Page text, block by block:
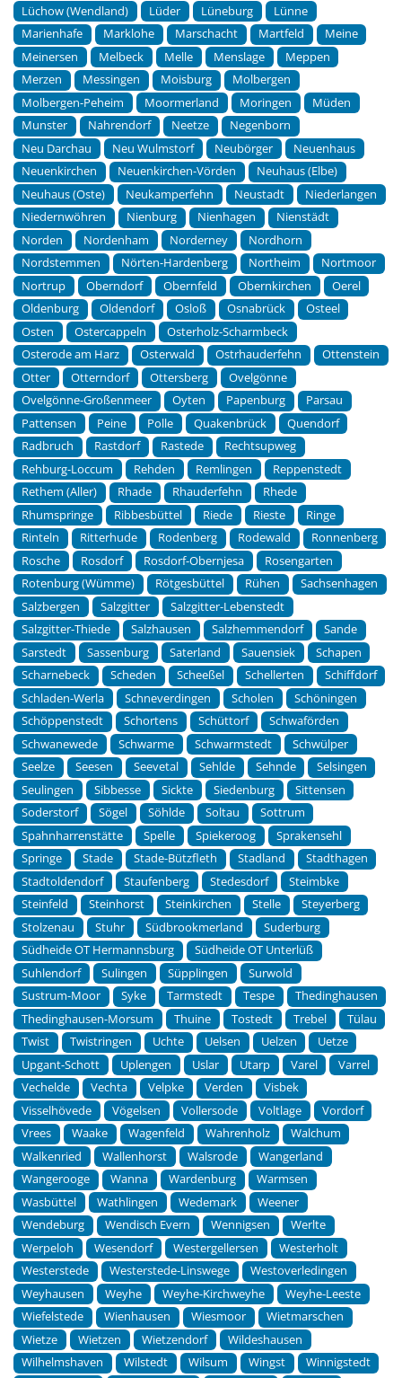
Lüchow (Wendland)
Lüder Lüneburg
Lünne
Marienhafe
Marklohe Marschacht Martfeld
Meine
Meinersen
Melbeck Melle Menslage
Meppen
Merzen
Messingen Moisburg
Molbergen
Molbergen-Peheim
Moormerland Moringen
Müden
Munster
Nahrendorf Neetze
Negenborn
Neu Darchau
Neu Wulmstorf Neubörger
Neuenhaus
Neuenkirchen
Neuenkirchen-Vörden
Neuhaus (Elbe)
Neuhaus (Oste)
Neukamperfehn Neustadt
Niederlangen
Niedernwöhren
Nienburg Nienhagen
Nienstädt
Norden
Nordenham Norderney
Nordhorn
Nordstemmen
Nörten-Hardenberg Northeim
Nortmoor
Nortrup
Oberndorf Obernfeld Obernkirchen
Oerel
Oldenburg
Oldendorf Osloß Osnabrück
Osteel
Osten
Ostercappeln
Osterholz-Scharmbeck
Osterode am Harz
Osterwald Ostrhauderfehn
Ottenstein
Otter
Otterndorf Ottersberg
Ovelgönne
Ovelgönne-Großenmeer
Oyten Papenburg
Parsau
Pattensen
Peine Polle Quakenbrück
Quendorf
Radbruch
Rastdorf Rastede
Rechtsupweg
Rehburg-Loccum
Rehden Remlingen
Reppenstedt
Rethem (Aller)
Rhade Rhauderfehn
Rhede
Rhumspringe
Ribbesbüttel Riede Rieste
Ringe
Rinteln
Ritterhude Rodenberg Rodewald
Ronnenberg
Rosche
Rosdorf Rosdorf-Obernjesa
Rosengarten
Rotenburg (Wümme)
Rötgesbüttel Rühen
Sachsenhagen
Salzbergen
Salzgitter
Salzgitter-Lebenstedt
Salzgitter-Thiede
Salzhausen Salzhemmendorf
Sande
Sarstedt
Sassenburg Saterland Sauensiek
Schapen
Scharnebeck
Scheden Scheeßel Schellerten
Schiffdorf
Schladen-Werla
Schneverdingen Scholen
Schöningen
Schöppenstedt
Schortens Schüttorf
Schwaförden
Schwanewede
Schwarme Schwarmstedt
Schwülper
Seelze
Seesen Seevetal Sehlde Sehnde
Selsingen
Seulingen
Sibbesse Sickte Siedenburg
Sittensen
Soderstorf
Sögel Söhlde Soltau
Sottrum
Spahnharrenstätte
Spelle Spiekeroog
Sprakensehl
Springe
Stade Stade-Bützfleth Stadland
Stadthagen
Stadtoldendorf
Staufenberg Stedesdorf
Steimbke
Steinfeld
Steinhorst Steinkirchen Stelle
Steyerberg
Stolzenau
Stuhr Südbrookmerland
Suderburg
Südheide OT Hermannsburg
Südheide OT Unterlüß
Suhlendorf
Sulingen Süpplingen
Surwold
Sustrum-Moor
Syke Tarmstedt Tespe
Thedinghausen
Thedinghausen-Morsum
Thuine Tostedt Trebel
Tülau
Twist
Twistringen Uchte Uelsen Uelzen
Uetze
Upgant-Schott
Uplengen Uslar Utarp Varel
Varrel
Vechelde
Vechta Velpke Verden
Visbek
Visselhövede
Vögelsen Vollersode Voltlage
Vordorf
Vrees
Waake Wagenfeld Wahrenholz
Walchum
Walkenried
Wallenhorst Walsrode
Wangerland
Wangerooge
Wanna Wardenburg
Warmsen
Wasbüttel
Wathlingen Wedemark
Weener
Wendeburg
Wendisch Evern Wennigsen
Werlte
Werpeloh
Wesendorf Westergellersen
Westerholt
Westerstede
Westerstede-Linswege
Westoverledingen
Weyhausen
Weyhe Weyhe-Kirchweyhe
Weyhe-Leeste
Wiefelstede
Wienhausen Wiesmoor
Wietmarschen
Wietze
Wietzen Wietzendorf
Wildeshausen
Wilhelmshaven
Wilstedt Wilsum Wingst
Winnigstedt